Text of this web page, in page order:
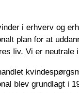
i erhverv og
plan for at
liv. Vi er
blev grundlagt i